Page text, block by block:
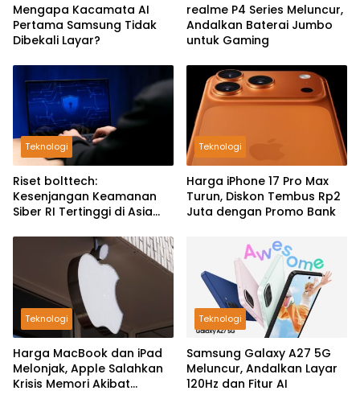
Mengapa Kacamata AI
Pertama Samsung Tidak
Dibekali Layar?
realme P4 Series Meluncur,
Andalkan Baterai Jumbo
untuk Gaming
Teknologi
Riset bolttech:
Kesenjangan Keamanan
Siber RI Tertinggi di Asia
Teknologi
Harga iPhone 17 Pro Max
Turun, Diskon Tembus Rp2
Juta dengan Promo Bank
Teknologi
Harga MacBook dan iPad
Melonjak, Apple Salahkan
Krisis Memori Akibat
Teknologi
Samsung Galaxy A27 5G
Meluncur, Andalkan Layar
120Hz dan Fitur AI